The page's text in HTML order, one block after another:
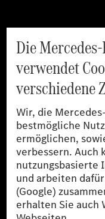
[1]
Die angegebenen
Messverfahren
vehicles Test
der CO₂-Ausstoß
Ausnutzung des
Fahrstil und anderen